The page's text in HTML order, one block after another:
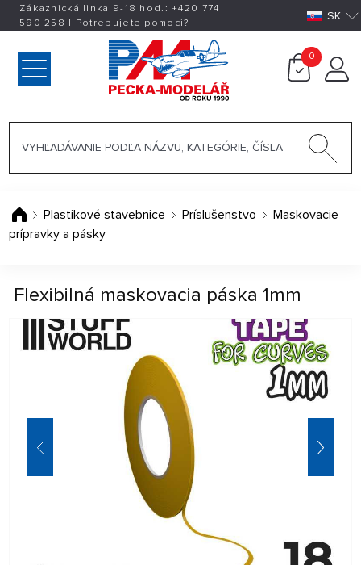
Zákaznická linka 9-18 hod.:+420 774
590 258 | Potrebujete pomoci? SK
0
Plastikové stavebnice Príslušenstvo
Maskovacie
prípravky a pásky
Flexibilná maskovacia páska 1mm